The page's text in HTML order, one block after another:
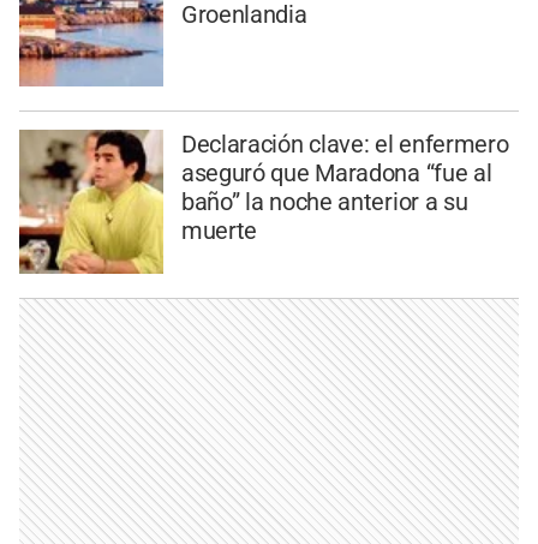
Groenlandia
Declaración clave: el enfermero
aseguró que Maradona “fue al
baño” la noche anterior a su
muerte